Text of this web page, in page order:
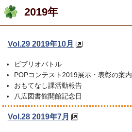
2019年
Vol.29 2019年10月
ビブリオバトル
POPコンテスト2019展示・表彰の案内
おもてなし課活動報告
八広図書館開館記念日
Vol.28 2019年7月